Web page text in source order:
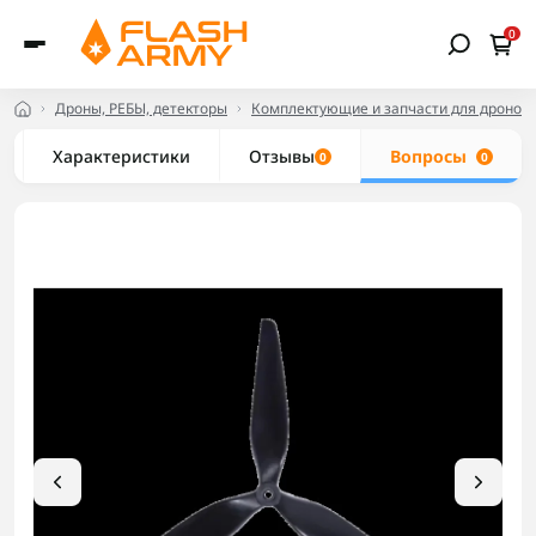
0
Дроны, РЕБЫ, детекторы Комплектующие и запчасти для дронов
Характеристики Отзывы 0 Вопросы 0